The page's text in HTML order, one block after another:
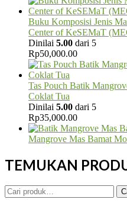
Buku Komposisi Jenis
Center of KeSEMaT
Dinilai 5.00 dari 5
Rp50,000.00
Tas Pouch Batik
Coklat Tua
Dinilai 5.00 dari 5
Rp35,000.00
Mangrove Mas Bamat
TEMUKAN
Temukan
Informasi: